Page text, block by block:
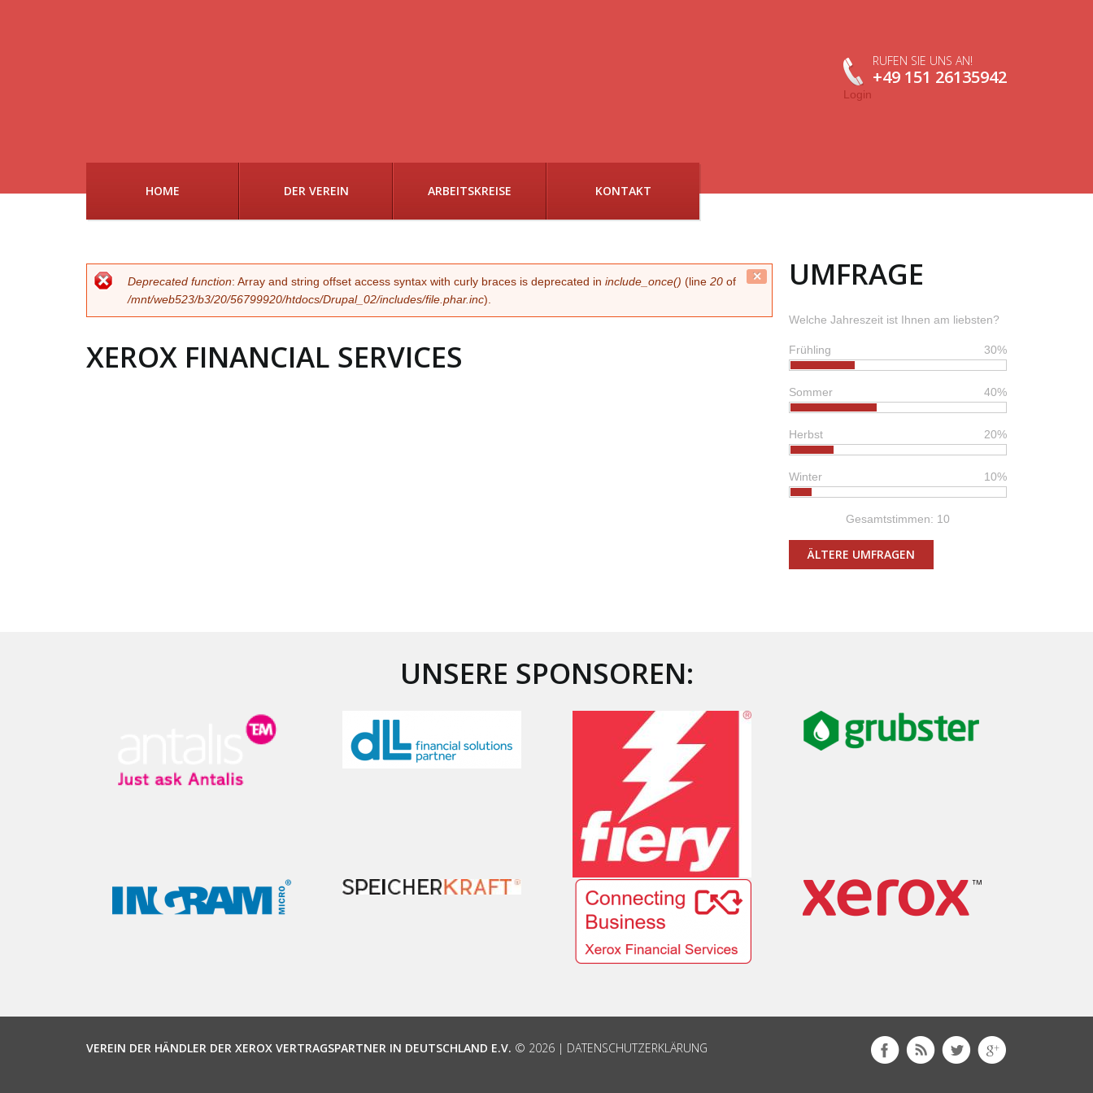
RUFEN SIE UNS AN!
+49 151 26135942
Login
HOME DER VEREIN ARBEITSKREISE KONTAKT
UMFRAGE
Welche Jahreszeit ist Ihnen am liebsten?
30%
Frühling
40%
Sommer
20%
Herbst
10%
Winter
Gesamtstimmen: 10
ÄLTERE UMFRAGEN
Close
this
FEHLERMELDUNG
Deprecated function: Array and string offset access syntax with curly braces is deprecated in include_once() (line 20 of
/mnt/web523/b3/20/56799920/htdocs/Drupal_02/includes/file.phar.inc).
XEROX FINANCIAL SERVICES
UNSERE SPONSOREN:
VEREIN DER HÄNDLER DER XEROX VERTRAGSPARTNER IN DEUTSCHLAND E.V. © 2026 | DATENSCHUTZERKLÄRUNG